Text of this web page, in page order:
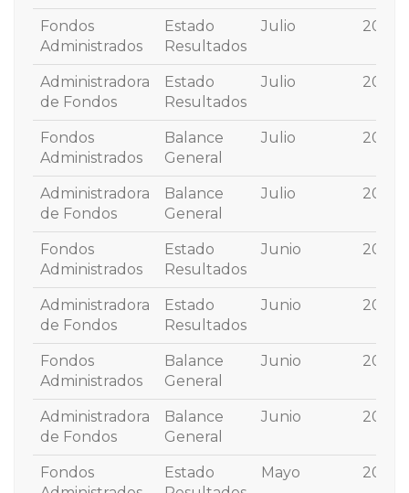
Fondos
Administrados
Estado
Resultados
Julio 2025
Administradora
de Fondos
Estado
Resultados
Julio 2025
Fondos
Administrados
Balance
General
Julio 2025
Administradora
de Fondos
Balance
General
Julio 2025
Fondos
Administrados
Estado
Resultados
Junio 2025
Administradora
de Fondos
Estado
Resultados
Junio 2025
Fondos
Administrados
Balance
General
Junio 2025
Administradora
de Fondos
Balance
General
Junio 2025
Fondos
Estado
Mayo 2025